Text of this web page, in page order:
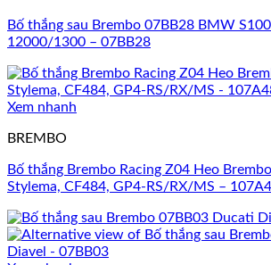
Bố thắng sau Brembo 07BB28 BMW
12000/1300 – 07BB28
Xem nhanh
BREMBO
Bố thắng Brembo Racing Z04 Heo
Stylema, CF484, GP4-RS/RX/MS –